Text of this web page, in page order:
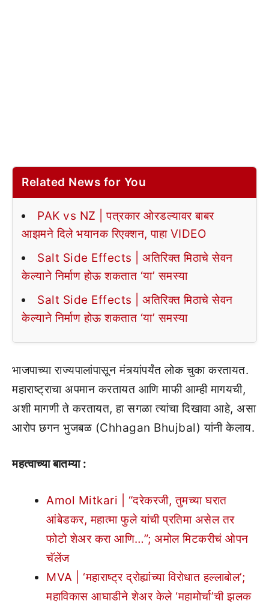
Related News for You
PAK vs NZ | पत्रकार ओरडल्यावर बाबर
आझमने दिले भयानक रिएक्शन, पाहा VIDEO
Salt Side Effects | अतिरिक्त मिठाचे सेवन
केल्याने निर्माण होऊ शकतात ‘या’ समस्या
Salt Side Effects | अतिरिक्त मिठाचे सेवन
केल्याने निर्माण होऊ शकतात ‘या’ समस्या
भाजपाच्या राज्यपालांपासून मंत्र्यांपर्यंत लोक चुका करतायत.
महाराष्ट्राचा अपमान करतायत आणि माफी आम्ही मागयची,
अशी मागणी ते करतायत, हा सगळा त्यांचा दिखावा आहे, असा
आरोप छगन भुजबळ (Chhagan Bhujbal) यांनी केलाय.
महत्वाच्या बातम्या :
Amol Mitkari | “दरेकरजी, तुमच्या घरात
आंबेडकर, महात्मा फुले यांची प्रतिमा असेल तर
फोटो शेअर करा आणि…”; अमोल मिटकरीचं ओपन
चॅलेंज
MVA | ‘महाराष्ट्र द्रोह्यांच्या विरोधात हल्लाबोल’;
महाविकास आघाडीने शेअर केले ‘महामोर्चा’ची झलक